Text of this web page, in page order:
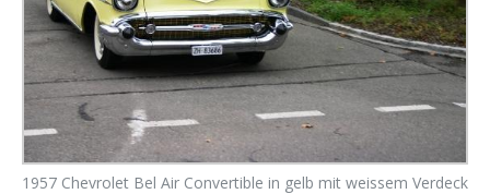
1957 Chevrolet Bel Air Convertible in gelb mit weissem Verdeck